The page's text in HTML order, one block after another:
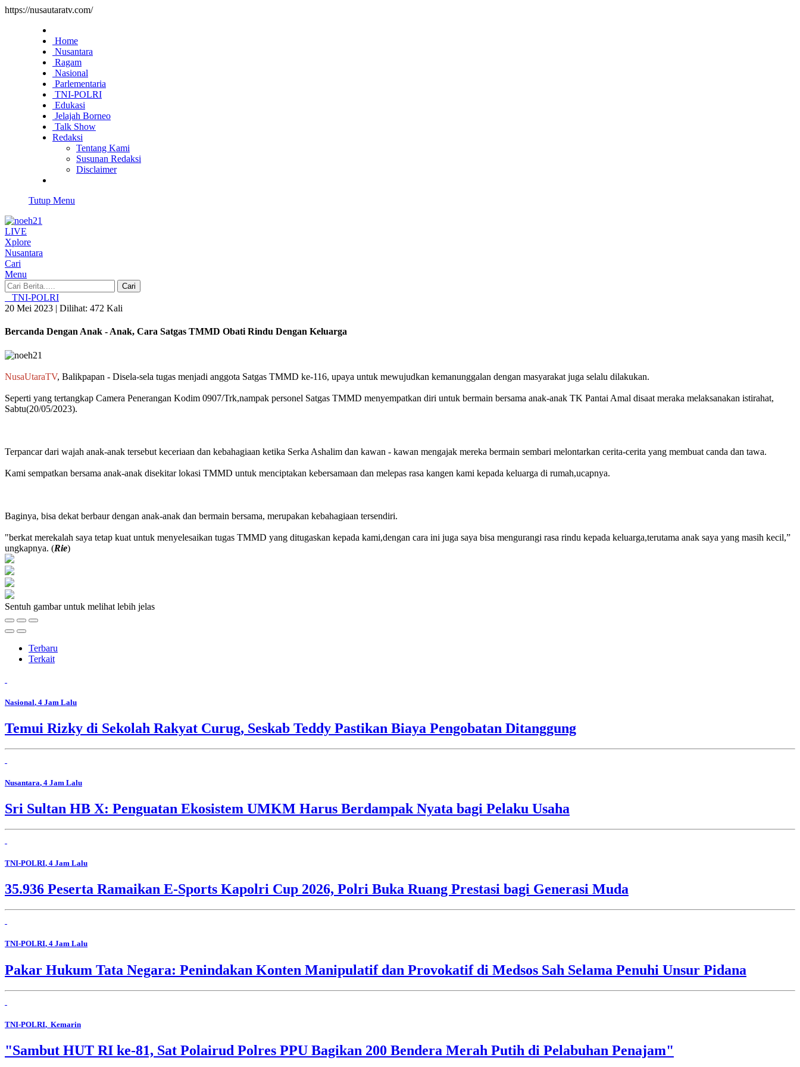
https://nusautaratv.com/
Home
Nusantara
Ragam
Nasional
Parlementaria
TNI-POLRI
Edukasi
Jelajah Borneo
Talk Show
Redaksi
Tentang Kami
Susunan Redaksi
Disclaimer
Tutup Menu
LIVE
Xplore
Nusantara
Cari
Menu
Cari
TNI-POLRI
20 Mei 2023 | Dilihat: 472 Kali
Bercanda Dengan Anak - Anak, Cara Satgas TMMD Obati Rindu Dengan Keluarga
NusaUtaraTV, Balikpapan - Disela-sela tugas menjadi anggota Satgas TMMD ke-116, upaya untuk mewujudkan kemanunggalan dengan masyarakat juga selalu dilakukan.
Seperti yang tertangkap Camera Penerangan Kodim 0907/Trk,nampak personel Satgas TMMD menyempatkan diri untuk bermain bersama anak-anak TK Pantai Amal disaat meraka melaksanakan istirahat,
Sabtu(20/05/2023).
Terpancar dari wajah anak-anak tersebut keceriaan dan kebahagiaan ketika Serka Ashalim dan kawan - kawan mengajak mereka bermain sembari melontarkan cerita-cerita yang membuat canda dan tawa.
Kami sempatkan bersama anak-anak disekitar lokasi TMMD untuk menciptakan kebersamaan dan melepas rasa kangen kami kepada keluarga di rumah,ucapnya.
Baginya, bisa dekat berbaur dengan anak-anak dan bermain bersama, merupakan kebahagiaan tersendiri.
"berkat merekalah saya tetap kuat untuk menyelesaikan tugas TMMD yang ditugaskan kepada kami,dengan cara ini juga saya bisa mengurangi rasa rindu kepada keluarga,terutama anak saya yang masih kecil,”
ungkapnya. (Rie)
Sentuh gambar untuk melihat lebih jelas
Terbaru
Terkait
Nasional, 4 Jam Lalu
Temui Rizky di Sekolah Rakyat Curug, Seskab Teddy Pastikan Biaya Pengobatan Ditanggung
Nusantara, 4 Jam Lalu
Sri Sultan HB X: Penguatan Ekosistem UMKM Harus Berdampak Nyata bagi Pelaku Usaha
TNI-POLRI, 4 Jam Lalu
35.936 Peserta Ramaikan E-Sports Kapolri Cup 2026, Polri Buka Ruang Prestasi bagi Generasi Muda
TNI-POLRI, 4 Jam Lalu
Pakar Hukum Tata Negara: Penindakan Konten Manipulatif dan Provokatif di Medsos Sah Selama Penuhi Unsur Pidana
TNI-POLRI, Kemarin
"Sambut HUT RI ke-81, Sat Polairud Polres PPU Bagikan 200 Bendera Merah Putih di Pelabuhan Penajam"